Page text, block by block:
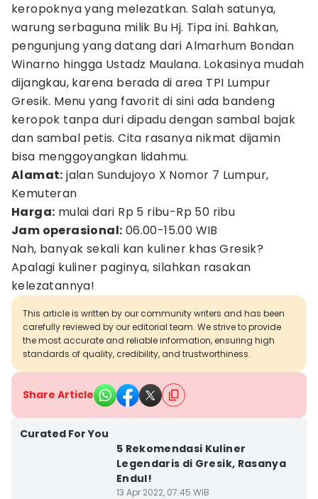
keropoknya yang melezatkan. Salah satunya,
warung serbaguna milik Bu Hj. Tipa ini. Bahkan,
pengunjung yang datang dari Almarhum Bondan
Winarno hingga Ustadz Maulana. Lokasinya mudah
dijangkau, karena berada di area TPI Lumpur
Gresik. Menu yang favorit di sini ada bandeng
keropok tanpa duri dipadu dengan sambal bajak
dan sambal petis. Cita rasanya nikmat dijamin
bisa menggoyangkan lidahmu.
Alamat: jalan Sundujoyo X Nomor 7 Lumpur,
Kemuteran
Harga: mulai dari Rp 5 ribu-Rp 50 ribu
Jam operasional: 06.00-15.00 WIB
Nah, banyak sekali kan kuliner khas Gresik?
Apalagi kuliner paginya, silahkan rasakan
kelezatannya!
This article is written by our community writers and has been
carefully reviewed by our editorial team. We strive to provide
the most accurate and reliable information, ensuring high
standards of quality, credibility, and trustworthiness.
Share Article
Curated For You
5 Rekomendasi Kuliner
Legendaris di Gresik, Rasanya
Endul!
13 Apr 2022, 07:45 WIB